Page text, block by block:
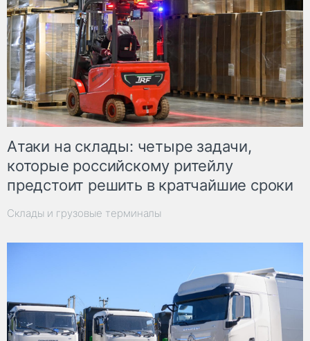
Атаки на склады: четыре задачи,
которые российскому ритейлу
предстоит решить в кратчайшие сроки
Склады и грузовые терминалы